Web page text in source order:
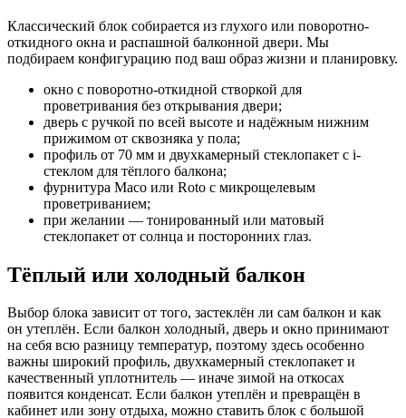
Классический блок собирается из глухого или поворотно-
откидного окна и распашной балконной двери. Мы
подбираем конфигурацию под ваш образ жизни и планировку.
окно с поворотно-откидной створкой для
проветривания без открывания двери;
дверь с ручкой по всей высоте и надёжным нижним
прижимом от сквозняка у пола;
профиль от 70 мм и двухкамерный стеклопакет с i-
стеклом для тёплого балкона;
фурнитура Maco или Roto с микрощелевым
проветриванием;
при желании — тонированный или матовый
стеклопакет от солнца и посторонних глаз.
Тёплый или холодный балкон
Выбор блока зависит от того, застеклён ли сам балкон и как
он утеплён. Если балкон холодный, дверь и окно принимают
на себя всю разницу температур, поэтому здесь особенно
важны широкий профиль, двухкамерный стеклопакет и
качественный уплотнитель — иначе зимой на откосах
появится конденсат. Если балкон утеплён и превращён в
кабинет или зону отдыха, можно ставить блок с большой